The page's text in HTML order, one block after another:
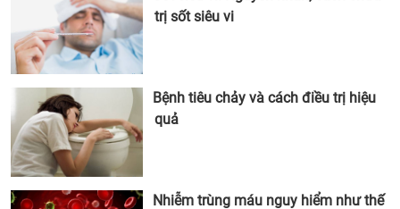
trị sốt siêu vi
Bệnh tiêu chảy và cách điều trị hiệu
quả
Nhiễm trùng máu nguy hiểm như thế